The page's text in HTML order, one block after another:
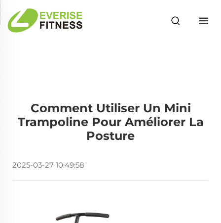
Comment Utiliser Un Mini
Trampoline Pour Améliorer La
Posture
2025-03-27 10:49:58